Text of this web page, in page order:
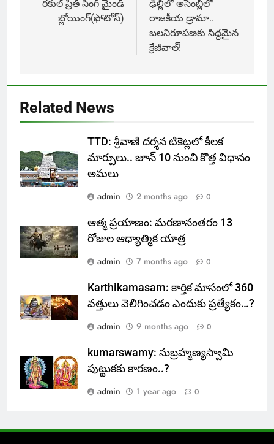
navigation
రకుల్ ప్రీత్ సింగ్ మైండ్
బ్లోయింగ్(ఫోటోస్)
ఢిల్లిలో అసెంబ్లీలో
రాజకీయ డ్రామా..
బలనిరూపణకు సిద్ధమైన
క్రేజీవాల్!
Related News
TTD: శ్రీవాణి దర్శన టికెట్లలో కీలక
మార్పులు.. జూన్ 10 నుంచి కొత్త విధానం
అమలు
admin
2 months ago 0
ఆత్మ ప్రయాణం: మరణానంతరం 13
రోజుల ఆధ్యాత్మిక యాత్ర
admin
7 months ago 0
Karthikamasam: కార్తిక మాసంలో 360
వత్తులు వెలిగించడం ఎందుకు ప్రత్యేకం…?
admin
9 months ago 0
kumarswamy: సుబ్రహ్మణ్యస్వామి
పుట్టుకకు కారణం..?
admin
1 year ago 0